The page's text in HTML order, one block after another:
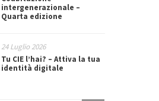
intergenerazionale –
Quarta edizione
24 Luglio 2026
Tu CIE l’hai? – Attiva la tua
identità digitale